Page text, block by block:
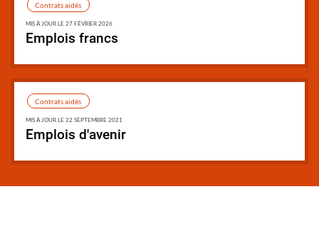
Emplois francs
Synthèse
Contrats aidés
MIS À JOUR LE 27 FÉVRIER 2026
Emplois d'avenir
Synthèse
Contrats aidés
MIS À JOUR LE 22 SEPTEMBRE 2021